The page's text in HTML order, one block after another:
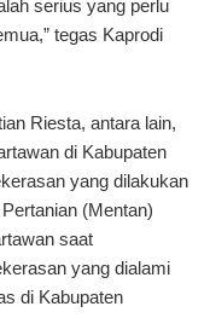
serius yang perlu
tegas Kaprodi
Riesta, antara lain,
di Kabupaten
yang dilakukan
(Mentan)
saat
yang dialami
di Kabupaten